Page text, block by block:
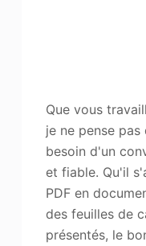
Que vous
je ne pense
besoin d'un
et fiable. Qu'il
PDF en
des feuilles de
présentés, le